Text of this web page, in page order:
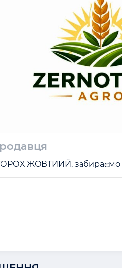
ЖОВТИИЙ. забираємо